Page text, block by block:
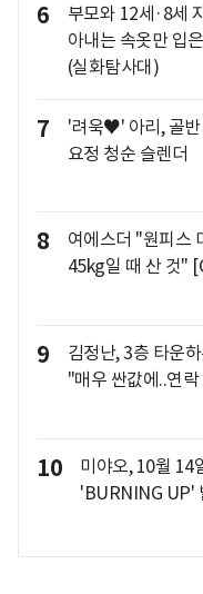
6
부모와 12세·8세
아내는 속옷만 입
(실화탐사대)
7
'려욱♥' 아리, 골
요정 청순 슬렌더
8
여에스더 "원피스
45kg일 때 산 것"
9
김정난, 3층 타운
"매우 싼값에..연
10
미야오, 10월 14
'BURNING UP'